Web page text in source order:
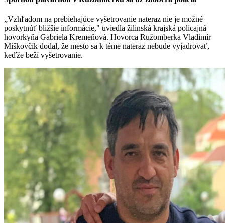
„Vzhľadom na prebiehajúce vyšetrovanie nateraz nie je možné
poskytnúť bližšie informácie," uviedla žilinská krajská policajná
hovorkyňa Gabriela Kremeňová. Hovorca Ružomberka Vladimír
Miškovčík dodal, že mesto sa k téme nateraz nebude vyjadrovať,
keďže beží vyšetrovanie.